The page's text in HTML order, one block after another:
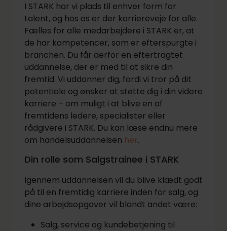
I STARK har vi plads til enhver form for
talent, og hos os er der karriereveje for alle.
Fælles for alle medarbejdere i STARK er, at
de har kompetencer, som er efterspurgte i
branchen. Du får derfor en eftertragtet
uddannelse, der er med til at sikre din
fremtid. Vi uddanner dig, fordi vi tror på dit
potentiale og ønsker at støtte dig i din videre
karriere – om muligt i at blive en af
fremtidens ledere, specialister eller
rådgivere i STARK. Du kan læse endnu mere
om handelsuddannelsen her.
Din rolle som Salgstrainee i STARK
Igennem uddannelsen vil du blive klædt godt
på til en fremtidig karriere inden for salg, og
dine arbejdsopgaver vil blandt andet være:
Salg, service og kundebetjening til